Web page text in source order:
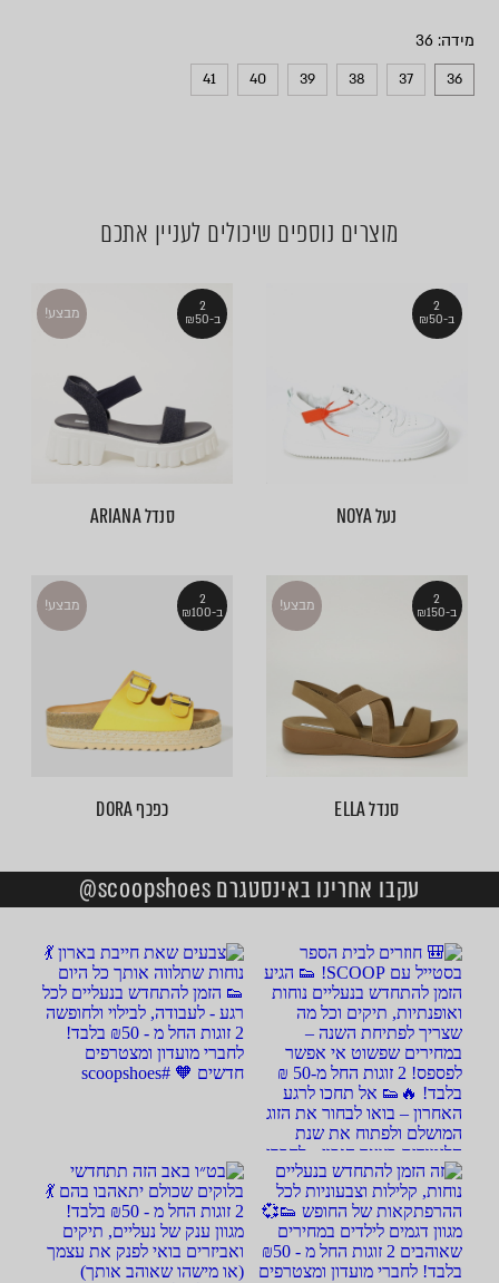
מידה
36
37
38
39
40
41
מוצרים נוספים שיכולים לעניין אתכם
2
ב-₪50
נעל NOYA
2
ב-₪50
מבצע!
סנדל ARIANA
2
ב-₪150
מבצע!
סנדל ELLA
2
ב-₪100
מבצע!
כפכף DORA
עקבו אחרינו באינסטגרם scoopshoes@